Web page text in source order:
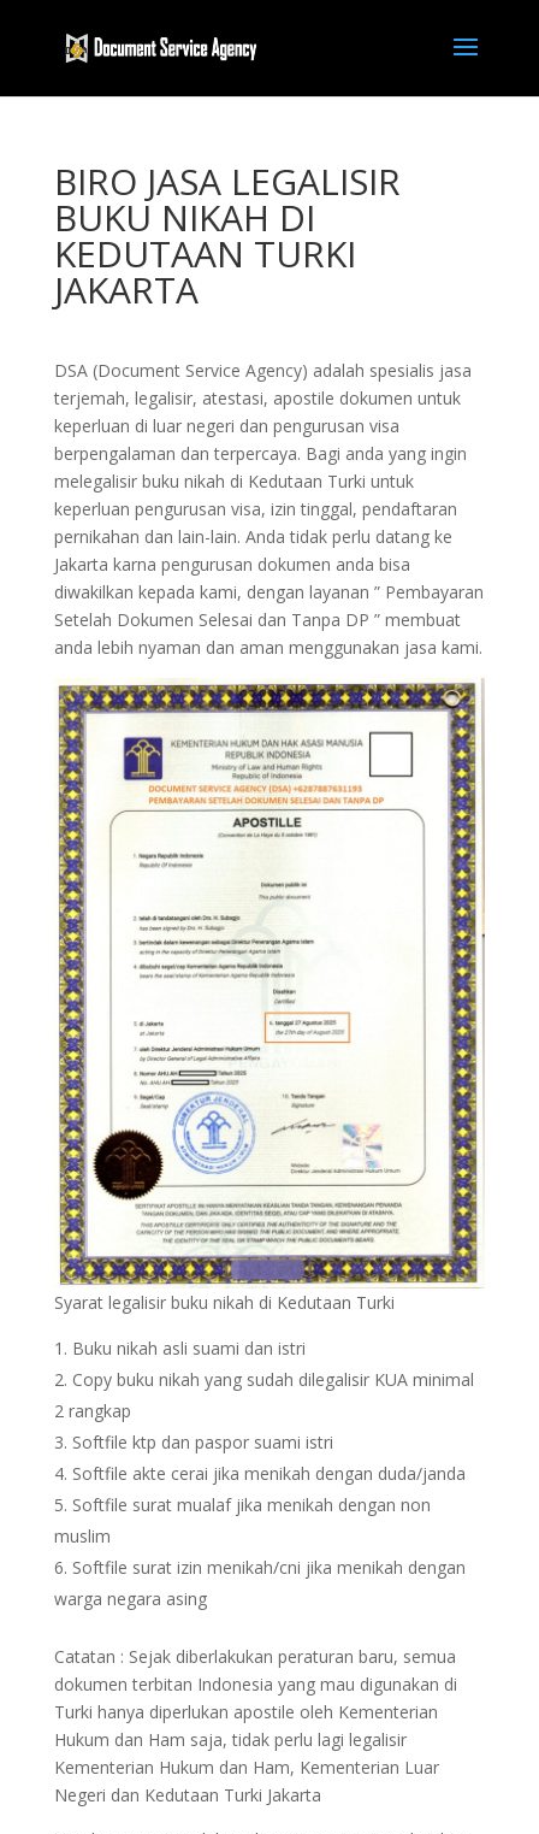
BIRO JASA LEGALISIR
BUKU NIKAH DI
KEDUTAAN TURKI
JAKARTA
DSA (Document Service Agency) adalah spesialis jasa
terjemah, legalisir, atestasi, apostile dokumen untuk
keperluan di luar negeri dan pengurusan visa
berpengalaman dan terpercaya. Bagi anda yang ingin
melegalisir buku nikah di Kedutaan Turki untuk
keperluan pengurusan visa, izin tinggal, pendaftaran
pernikahan dan lain-lain. Anda tidak perlu datang ke
Jakarta karna pengurusan dokumen anda bisa
diwakilkan kepada kami, dengan layanan ” Pembayaran
Setelah Dokumen Selesai dan Tanpa DP ” membuat
anda lebih nyaman dan aman menggunakan jasa kami.
Syarat legalisir buku nikah di Kedutaan Turki
Buku nikah asli suami dan istri
Copy buku nikah yang sudah dilegalisir KUA minimal
2 rangkap
Softfile ktp dan paspor suami istri
Softfile akte cerai jika menikah dengan duda/janda
Softfile surat mualaf jika menikah dengan non
muslim
Softfile surat izin menikah/cni jika menikah dengan
warga negara asing
Catatan : Sejak diberlakukan peraturan baru, semua
dokumen terbitan Indonesia yang mau digunakan di
Turki hanya diperlukan apostile oleh Kementerian
Hukum dan Ham saja, tidak perlu lagi legalisir
Kementerian Hukum dan Ham, Kementerian Luar
Negeri dan Kedutaan Turki Jakarta